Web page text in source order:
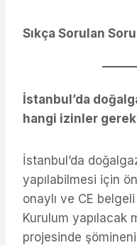
Sıkça Sorulan
İstanbul’da
hangi izinler
İstanbul’da
yapılabilmesi için
onaylı ve CE
Kurulum yapılacak
projesinde